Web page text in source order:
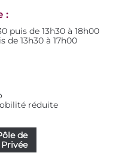
:
puis de 13h30 à 18h00
de 13h30 à 17h00
réduite
de